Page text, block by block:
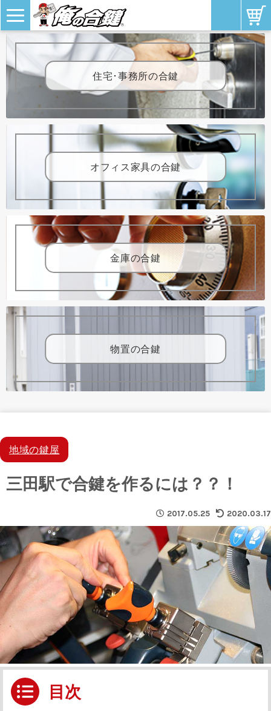
住宅･事務所の合鍵
オフィス家具の合鍵
金庫の合鍵
物置の合鍵
地域の鍵屋
三田駅で合鍵を作るには？？！
2017.05.25 2020.03.17
目次